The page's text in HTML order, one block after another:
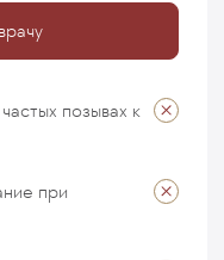
позывах к
при